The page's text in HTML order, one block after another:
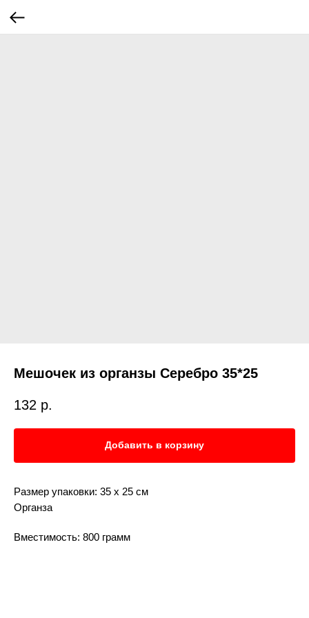
Мешочек из органзы Серебро 35*25
132 р.
Добавить в корзину
Размер упаковки: 35 х 25 см
Органза
Вместимость: 800 грамм